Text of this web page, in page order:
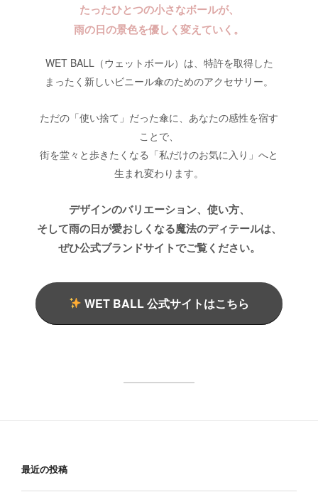
たったひとつの小さなボールが、
雨の日の景色を優しく変えていく。
WET BALL（ウェットボール）は、特許を取得した
まったく新しいビニール傘のためのアクセサリー。
ただの「使い捨て」だった傘に、あなたの感性を宿す
ことで、
街を堂々と歩きたくなる「私だけのお気に入り」へと
生まれ変わります。
デザインのバリエーション、使い方、
そして雨の日が愛おしくなる魔法のディテールは、
ぜひ公式ブランドサイトでご覧ください。
WET BALL 公式サイトはこちら
最近の投稿